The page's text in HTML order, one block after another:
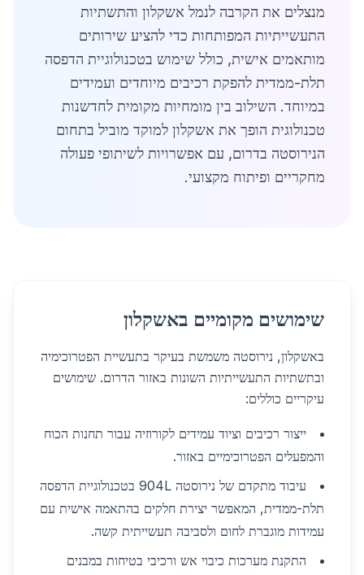
מנצלים את הקרבה לנמל אשקלון והתשתיות
התעשייתיות המפותחות כדי להציע שירותים
מותאמים אישית, כולל שימוש בטכנולוגיית הדפסה
תלת-ממדית להפקת רכיבים מיוחדים ועמידים
במיוחד. השילוב בין מומחיות מקומית לחדשנות
טכנולוגית הופך את אשקלון למוקד מוביל בתחום
הנירוסטה בדרום, עם אפשרויות לשיתופי פעולה
מחקריים ופיתוח מקצועי.
שימושים מקומיים באשקלון
באשקלון, נירוסטה משמשת בעיקר בתעשיית הפטרוכימיה
ובתשתיות התעשייתיות השונות באזור הדרום. שימושים
עיקריים כוללים:
ייצור רכיבים וציוד עמידים לקורוזיה עבור תחנות הכוח
והמפעלים הפטרוכימיים באזור.
עיבוד מתקדם של נירוסטה 904L בטכנולוגיית הדפסה
תלת-ממדית, המאפשר יצירת חלקים בהתאמה אישית עם
עמידות מוגברת לחום ולסביבה תעשייתית קשה.
התקנת מערכות כיבוי אש ורכיבי בטיחות במבנים